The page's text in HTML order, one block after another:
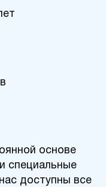
основе
специальные
доступны все